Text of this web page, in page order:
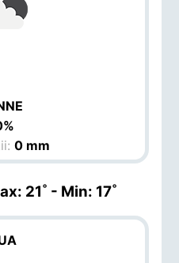
0 mm
21˚ - Min: 17˚